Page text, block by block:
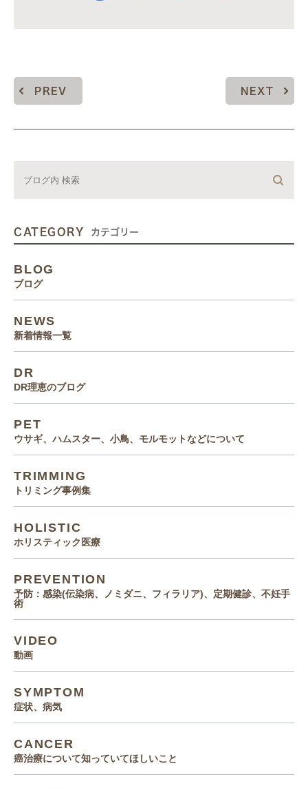
PREV NEXT
CATEGORY カテゴリー
BLOG
ブログ
NEWS
新着情報一覧
DR
DR理恵のブログ
PET
ウサギ、ハムスター、小鳥、モルモットなどについて
TRIMMING
トリミング事例集
HOLISTIC
ホリスティック医療
PREVENTION
予防：感染(伝染病、ノミダニ、フィラリア)、定期健診、不妊手
術
VIDEO
動画
SYMPTOM
症状、病気
CANCER
癌治療について知っていてほしいこと